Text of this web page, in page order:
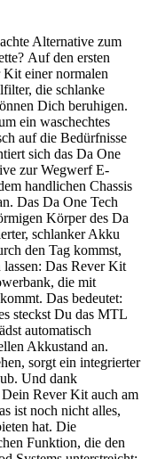
Alternative zum
Auf den ersten
einer normalen
die schlanke
Dich beruhigen.
ein waschechtes
auf die Bedürfnisse
sich das Da One
zur Wegwerf E-
handlichen Chassis
Das Da One Tech
Körper des Da
schlanker Akku
den Tag kommst,
Das Rever Kit
die mit
Das bedeutet:
steckst Du das MTL
automatisch
Akkustand an.
sorgt ein integrierter
Und dank
Rever Kit auch am
ist noch nicht alles,
hat. Die
Funktion, die den